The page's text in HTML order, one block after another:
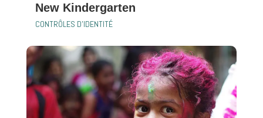
New Kindergarten
CONTRÔLES D'IDENTITÉ